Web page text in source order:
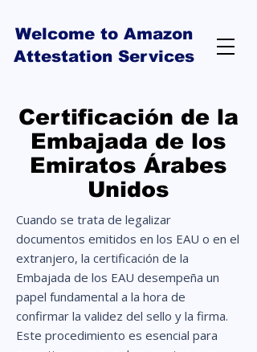
Welcome to Amazon
Attestation Services
Certificación de la
Embajada de los
Emiratos Árabes
Unidos
Cuando se trata de legalizar
documentos emitidos en los EAU o en el
extranjero, la certificación de la
Embajada de los EAU desempeña un
papel fundamental a la hora de
confirmar la validez del sello y la firma.
Este procedimiento es esencial para